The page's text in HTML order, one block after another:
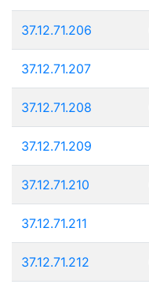
37.12.71.206
37.12.71.207
37.12.71.208
37.12.71.209
37.12.71.210
37.12.71.211
37.12.71.212